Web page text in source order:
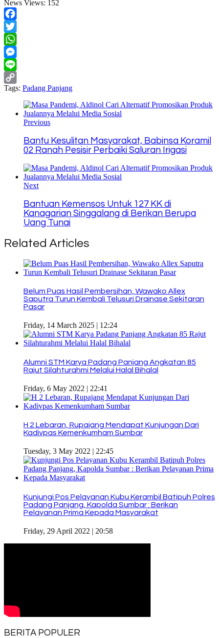
News Views: 152
Facebook
Twitter
WhatsApp
Messenger
Line
Copy
Tags: Padang Panjang
Previous
Bantu Kesulitan Masyarakat, Babinsa Koramil
02 Ranah Pesisir Perbaiki Saluran Irigasi
Next
Bantuan Kemensos Untuk 127 KK di
Kanagarian Singgalang di Berikan Berupa
Uang Tunai
Related Articles
Belum Puas Hasil Pembersihan, Wawako Allex
Saputra Turun Kembali Telusuri Drainase Sekitaran
Pasar
Friday, 14 March 2025 | 12:24
Alumni STM Karya Padang Panjang Angkatan 85
Rajut Silahturahmi Melalui Halal Bihalal
Friday, 6 May 2022 | 22:41
H 2 Lebaran, Rupajang Mendapat Kunjungan Dari
Kadivpas Kemenkumham Sumbar
Tuesday, 3 May 2022 | 22:45
Kunjungi Pos Pelayanan Kubu Kerambil Batipuh Polres
Padang Panjang, Kapolda Sumbar : Berikan
Pelayanan Prima Kepada Masyarakat
Friday, 29 April 2022 | 20:58
BERITA POPULER